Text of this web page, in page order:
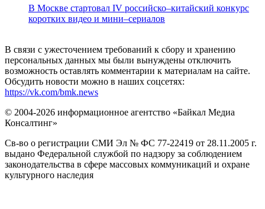
В Москве стартовал IV российско–китайский конкурс
коротких видео и мини–сериалов
В связи с ужесточением требований к сбору и хранению
персональных данных мы были вынуждены отключить
возможность оставлять комментарии к материалам на сайте.
Обсудить новости можно в наших соцсетях:
https://vk.com/bmk.news
© 2004-2026 информационное агентство «Байкал Медиа
Консалтинг»
Св-во о регистрации СМИ Эл № ФС 77-22419 от 28.11.2005 г.
выдано Федеральной службой по надзору за соблюдением
законодательства в сфере массовых коммуникаций и охране
культурного наследия